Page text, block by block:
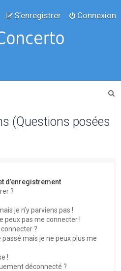
Connexion
S’enregistrer
(Questions posées
d’enregistrement
?
je n’y parviens pas !
peux pas me connecter !
?
mais je ne peux plus me
!
déconnecté ?